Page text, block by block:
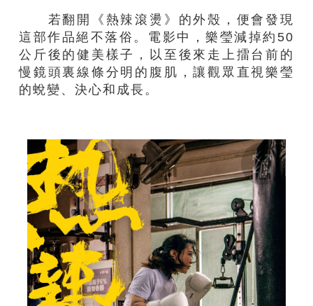
若翻開《熱辣滾燙》的外殼，便會發現
這部作品絕不落俗。電影中，樂瑩減掉約50
公斤後的健美樣子，以至後來走上擂台前的
慢鏡頭裏線條分明的腹肌，讓觀眾直視樂瑩
的蛻變、決心和成長。